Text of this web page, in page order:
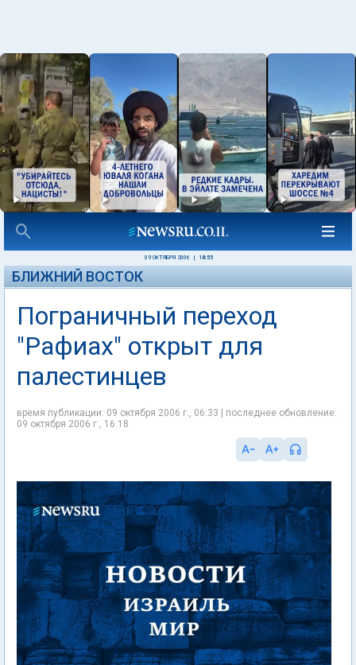
09 ОКТЯБРЯ 2006 18:55
БЛИЖНИЙ ВОСТОК
Пограничный переход
"Рафиах" открыт для
палестинцев
время публикации: 09 октября 2006 г., 06:33 | последнее обновление:
09 октября 2006 г., 16:18